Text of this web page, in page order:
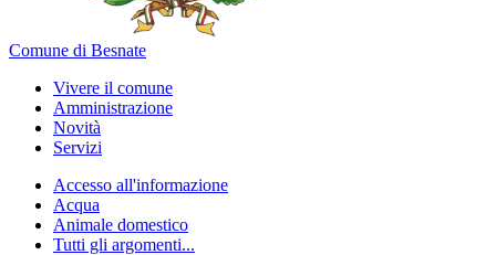
Comune di Besnate
Vivere il comune
Amministrazione
Novità
Servizi
Accesso all'informazione
Acqua
Animale domestico
Tutti gli argomenti...